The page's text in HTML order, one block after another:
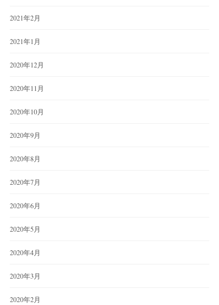
2021年2月
2021年1月
2020年12月
2020年11月
2020年10月
2020年9月
2020年8月
2020年7月
2020年6月
2020年5月
2020年4月
2020年3月
2020年2月